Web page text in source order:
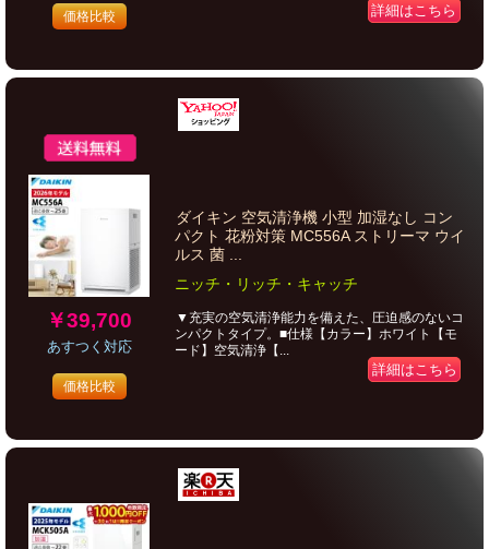
価格比較 詳細はこちら
￥39,700
あすつく対応
価格比較
ダイキン 空気清浄機 小型 加湿なし コン
パクト 花粉対策 MC556A ストリーマ ウイ
ルス 菌 ...
ニッチ・リッチ・キャッチ
▼充実の空気清浄能力を備えた、圧迫感のないコ
ンパクトタイプ。■仕様【カラー】ホワイト【モ
ード】空気清浄【...
詳細はこちら